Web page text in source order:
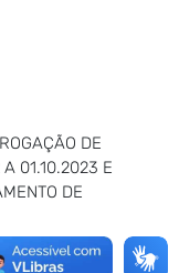
DE
01.10.2023 E
DE